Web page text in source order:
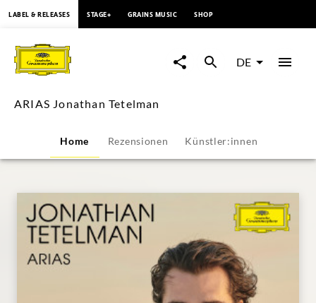
Jonathan
Tetelman
Deutsche
Grammophon
LABEL & RELEASES STAGE+ GRAINS MUSIC SHOP
DE
ARIAS Jonathan Tetelman
Home Rezensionen Künstler:innen